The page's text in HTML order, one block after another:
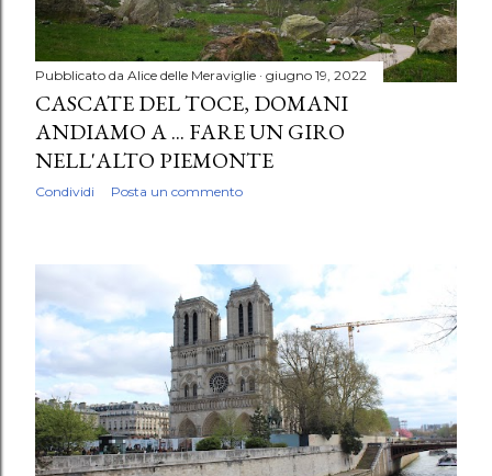
Pubblicato da Alice delle Meraviglie giugno 19, 2022
CASCATE DEL TOCE, DOMANI
ANDIAMO A ... FARE UN GIRO
NELL'ALTO PIEMONTE
Condividi Posta un commento